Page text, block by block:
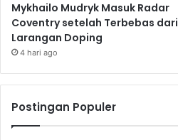
Mykhailo Mudryk Masuk Radar
Coventry setelah Terbebas dari
Larangan Doping
4 hari ago
Postingan Populer